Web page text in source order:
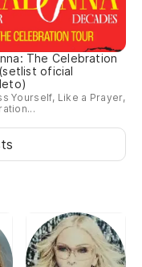
The Celebration
oficial
Yourself, Like a Prayer,